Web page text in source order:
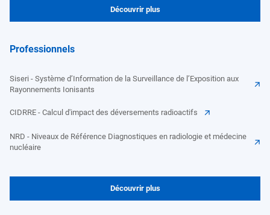
Découvrir plus
Professionnels
Siseri - Système d’Information de la Surveillance de l’Exposition aux
Rayonnements Ionisants
CIDRRE - Calcul d'impact des déversements radioactifs
NRD - Niveaux de Référence Diagnostiques en radiologie et médecine
nucléaire
Découvrir plus